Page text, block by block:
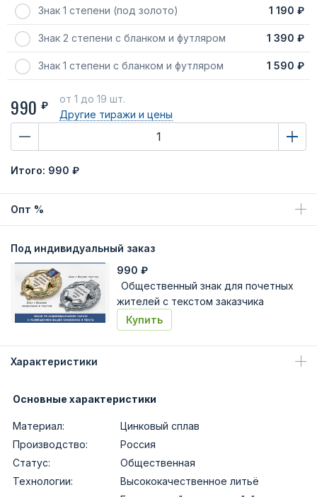
Знак 1 степени (под золото) 1 190 ₽
Знак 2 степени с бланком и футляром 1 390 ₽
Знак 1 степени с бланком и футляром 1 590 ₽
990 ₽
от 1 до 19 шт.
Другие тиражии цены
Итого: 990 ₽
Опт %
Под индивидуальный заказ
990 ₽
Общественный знак для почетных
жителей с текстом заказчика
Купить
Характеристики
Основные характеристики
Материал:
Цинковый сплав
Производство:
Россия
Статус:
Общественная
Технологии:
Высококачественное литьё